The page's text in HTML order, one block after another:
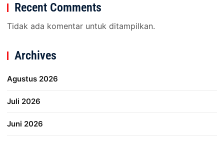
Recent Comments
Tidak ada komentar untuk ditampilkan.
Archives
Agustus 2026
Juli 2026
Juni 2026